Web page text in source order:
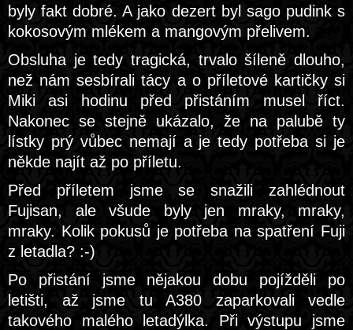
byly fakt dobré. A jako dezert byl sago pudink s
kokosovým mlékem a mangovým přelivem.
Obsluha je tedy tragická, trvalo šíleně dlouho,
než nám sesbírali tácy a o příletové kartičky si
Miki asi hodinu před přistáním musel říct.
Nakonec se stejně ukázalo, že na palubě ty
lístky prý vůbec nemají a je tedy potřeba si je
někde najít až po příletu.
Před příletem jsme se snažili zahlédnout
Fujisan, ale všude byly jen mraky, mraky,
mraky. Kolik pokusů je potřeba na spatření Fuji
z letadla? :-)
Po přistání jsme nějakou dobu pojížděli po
letišti, až jsme tu A380 zaparkovali vedle
takového malého letadýlka. Při výstupu jsme